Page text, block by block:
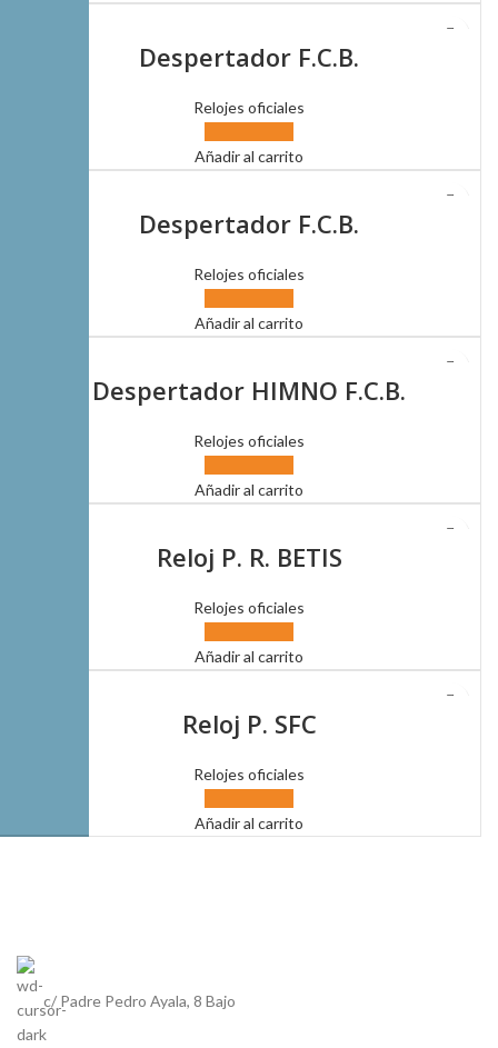
Despertador F.C.B.
Relojes oficiales
Añadir al carrito
Despertador F.C.B.
Relojes oficiales
Añadir al carrito
Despertador HIMNO F.C.B.
Relojes oficiales
Añadir al carrito
Reloj P. R. BETIS
Relojes oficiales
Añadir al carrito
Reloj P. SFC
Relojes oficiales
Añadir al carrito
c/ Padre Pedro Ayala, 8 Bajo